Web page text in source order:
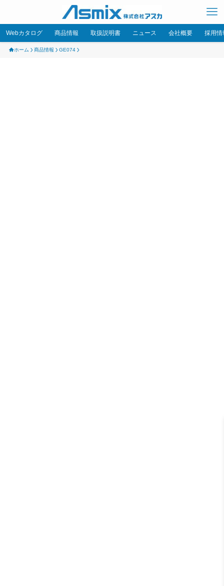
Webカタログ 商品情報 取扱説明書 ニュース 会社概要 採用情
ホーム 商品情報 GE074